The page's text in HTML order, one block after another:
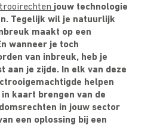
jouw technologie
Tegelijk wil je natuurlijk
maakt op een
wanneer je toch
van inbreuk, heb je
aan je zijde. In elk van deze
helpen
kaart brengen van de
in jouw sector
een oplossing bij een